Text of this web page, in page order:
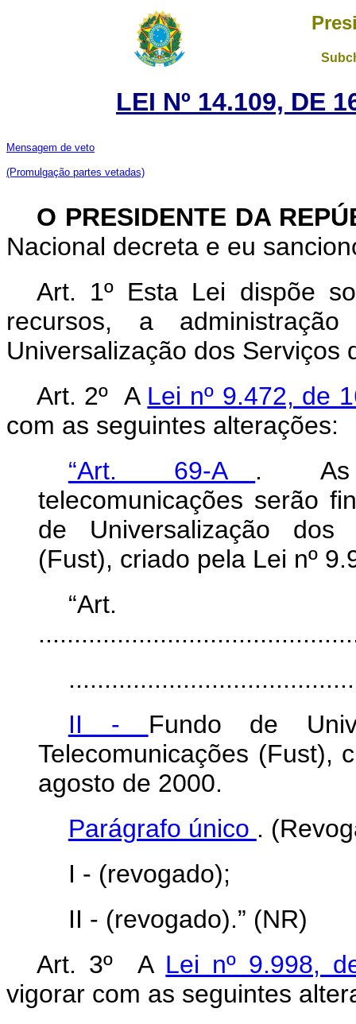
LEI Nº 14.109, DE
Mensagem de veto
(Promulgação partes vetadas)
O PRESIDENTE DA
Nacional decreta e eu
Art. 1º Esta Lei dispõe
recursos, a
Universalização dos Serviços
Art. 2º A Lei nº 9.472, de
com as seguintes alterações:
“Art. 69-A . As
telecomunicações serão
de Universalização dos
(Fust), criado pela Lei nº
II - Fundo de
Telecomunicações (Fust),
agosto de 2000.
Parágrafo único .
I - (revogado);
II - (revogado).” (NR)
Art. 3º A Lei nº 9.998,
vigorar com as seguintes